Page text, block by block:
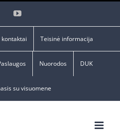
FacebookYouTube
Teisinė informacija
Nuorodos DUK
su visuomene